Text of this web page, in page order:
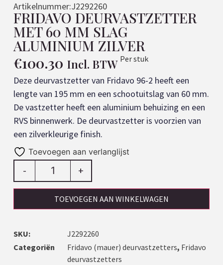
Artikelnummer:J2292260
FRIDAVO DEURVASTZETTER
MET 60 MM SLAG
ALUMINIUM ZILVER
€100.30 Incl. BTW Per stuk
Deze deurvastzetter van Fridavo 96-2 heeft een
lengte van 195 mm en een schootuitslag van 60 mm.
De vastzetter heeft een aluminium behuizing en een
RVS binnenwerk. De deurvastzetter is voorzien van
een zilverkleurige finish.
Toevoegen aan verlanglijst
- +
TOEVOEGEN AAN WINKELWAGEN
SKU:
J2292260
Categoriën
Fridavo (mauer) deurvastzetters, Fridavo
deurvastzetters